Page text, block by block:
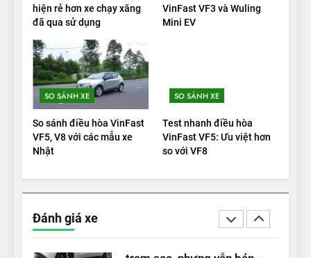
hiện rẻ hơn xe chạy xăng
đã qua sử dụng
VinFast VF3 và Wuling
Mini EV
SO SÁNH XE
So sánh điều hòa VinFast
VF5, V8 với các mẫu xe
Nhật
SO SÁNH XE
Test nhanh điều hòa
VinFast VF5: Ưu việt hơn
so với VF8
Đánh giá xe
Đánh giá: Người đam mê xe
điện Hyundai Ioniq 5 N 2025
1
Xe tốt nhất để mua năm
2025: Green Car Reports
nêu tên 5 người vào chung
kết – Mỹ
ĐÁNH GIÁ XE
‘Wuling Bingo ồn, không có
trạm sạc, nhưng vẫn bán